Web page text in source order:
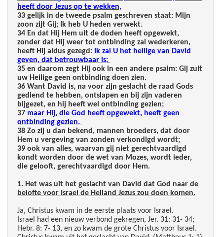
heeft door Jezus op te wekken,
33 gelijk in de tweede psalm geschreven staat: Mijn
zoon zijt Gij; Ik heb U heden verwekt.
34 En dat Hij Hem uit de doden heeft opgewekt,
zonder dat Hij weer tot ontbinding zal wederkeren,
heeft Hij aldus gezegd:
Ik zal U het heilige van David
geven, dat betrouwbaar is;
35 en daarom zegt Hij ook in een andere psalm: Gij zult
uw Heilige geen ontbinding doen zien.
36 Want David is, na voor zijn geslacht de raad Gods
gediend te hebben, ontslapen en bij zijn vaderen
bijgezet, en hij heeft wel ontbinding gezien;
37 maar Hij, die God heeft opgewekt, heeft geen
ontbinding gezien.
38 Zo zij u dan bekend, mannen broeders, dat door
Hem u vergeving van zonden verkondigd wordt;
39 ook van alles, waarvan gij niet gerechtvaardigd
kondt worden door de wet van Mozes, wordt ieder,
die gelooft, gerechtvaardigd door Hem.
1. Het was uit het geslacht van David dat God naar de
belofte voor Israel de Heiland Jezus zou doen komen.
Ja, Christus kwam in de eerste plaats voor Israel.
Israel had een nieuw verbond gekregen, Jer. 31: 31- 34;
Hebr. 8: 7- 13, en zo kwam de grote Christus voor Israel.